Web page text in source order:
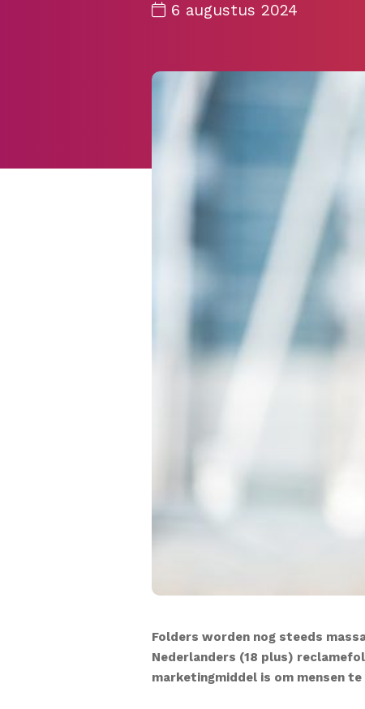
6 augustus 2024
Folders worden nog steeds
Nederlanders (18 plus)
marketingmiddel is om mensen